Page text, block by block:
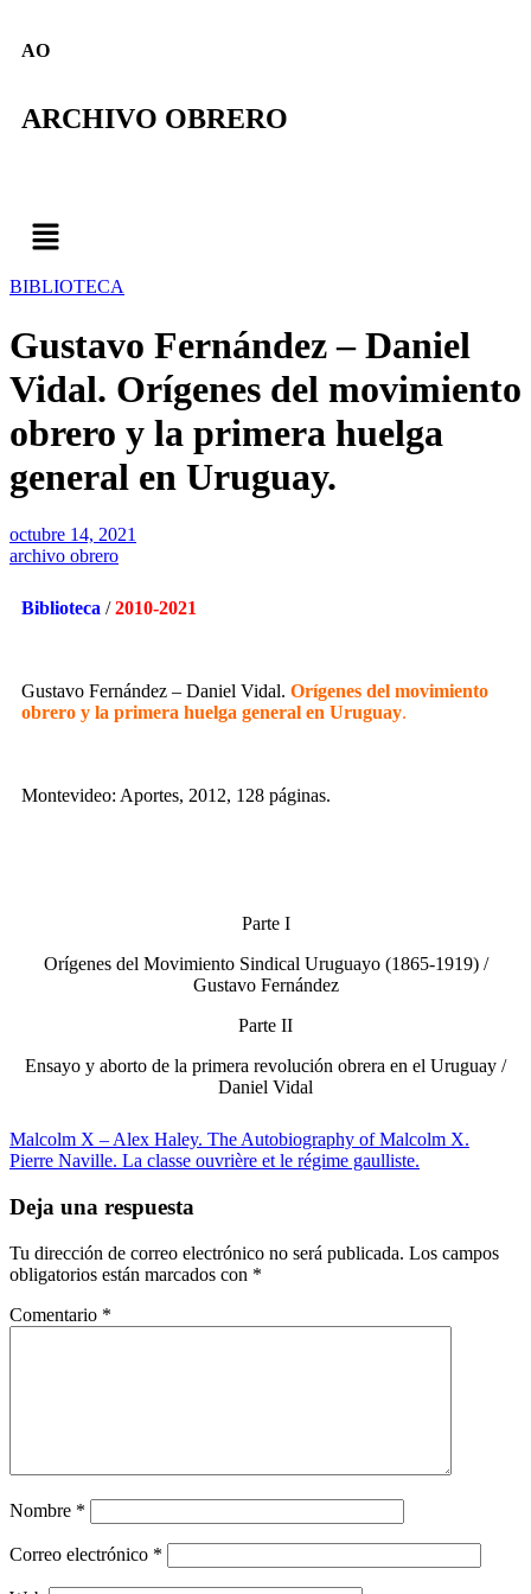
AO
ARCHIVO OBRERO
BIBLIOTECA
Gustavo Fernández – Daniel
Vidal. Orígenes del movimiento
obrero y la primera huelga
general en Uruguay.
octubre 14, 2021
archivo obrero
Biblioteca /2010-2021
Gustavo Fernández – Daniel Vidal. Orígenes del movimiento
obrero y la primera huelga general en Uruguay.
Montevideo: Aportes, 2012, 128 páginas.
Parte I
Orígenes del Movimiento Sindical Uruguayo (1865-1919) /
Gustavo Fernández
Parte II
Ensayo y aborto de la primera revolución obrera en el Uruguay /
Daniel Vidal
Malcolm X – Alex Haley. The Autobiography of Malcolm X.
Pierre Naville. La classe ouvrière et le régime gaulliste.
Deja una respuesta
Tu dirección de correo electrónico no será publicada. Los campos
obligatorios están marcados con *
Comentario *
Nombre *
Correo electrónico *